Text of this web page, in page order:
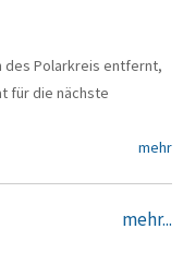
des Polarkreis entfernt,
für die nächste
mehr
mehr...